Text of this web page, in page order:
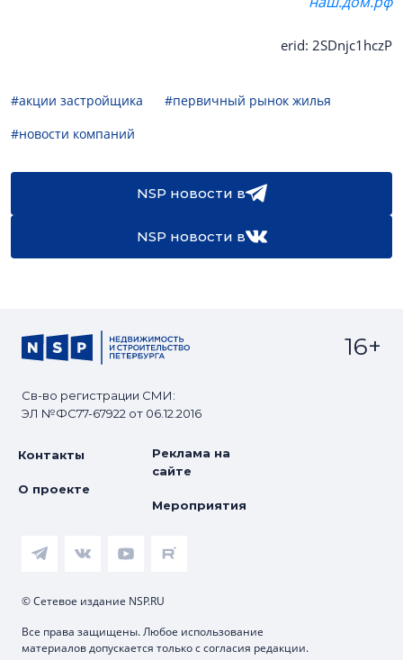
erid: 2SDnjc1hczP
#акции застройщика
#первичный рынок жилья
#новости компаний
NSP новости в
NSP новости в
Св-во регистрации СМИ:
ЭЛ №ФС77-67922 от 06.12.2016
16+
Контакты
О проекте
Реклама на
сайте
Мероприятия
© Сетевое издание NSP.RU
Все права защищены. Любое использование
материалов допускается только с согласия редакции.